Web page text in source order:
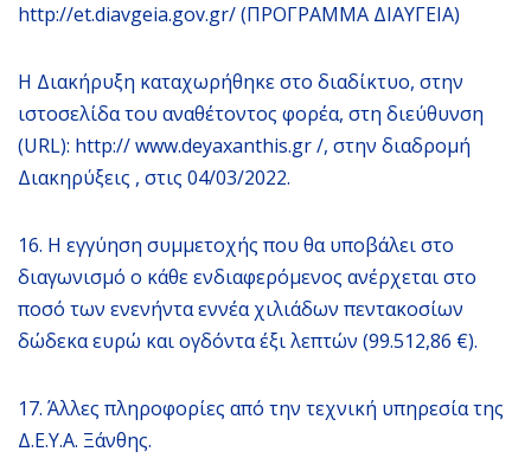
http://et.diavgeia.gov.gr/ (ΠΡΟΓΡΑΜΜΑ ΔΙΑΥΓΕΙΑ)
Η Διακήρυξη καταχωρήθηκε στο διαδίκτυο, στην
ιστοσελίδα του αναθέτοντος φορέα, στη διεύθυνση
(URL): http:// www.deyaxanthis.gr /, στην διαδρομή
Διακηρύξεις , στις 04/03/2022.
16. Η εγγύηση συμμετοχής που θα υποβάλει στο
διαγωνισμό ο κάθε ενδιαφερόμενος ανέρχεται στο
ποσό των ενενήντα εννέα χιλιάδων πεντακοσίων
δώδεκα ευρώ και ογδόντα έξι λεπτών (99.512,86 €).
17. Άλλες πληροφορίες από την τεχνική υπηρεσία της
Δ.Ε.Υ.Α. Ξάνθης.